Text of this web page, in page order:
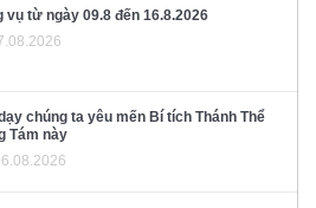
vụ từ ngày 09.8 đến 16.8.2026
chúng ta yêu mến Bí tích Thánh Thể
Tám này